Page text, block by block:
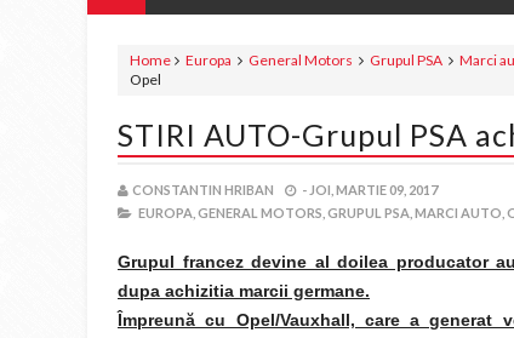
Home Europa General Motors Grupul PSA Marci
Opel
STIRI AUTO-Grupul PSA
CONSTANTIN HRIBAN - JOI, MARTIE 09, 2017
EUROPA, GENERAL MOTORS, GRUPUL PSA, MARCI AUTO,
Grupul francez devine al doilea producator
dupa achizitia marcii germane.
Împreună cu Opel/Vauxhall, care a generat